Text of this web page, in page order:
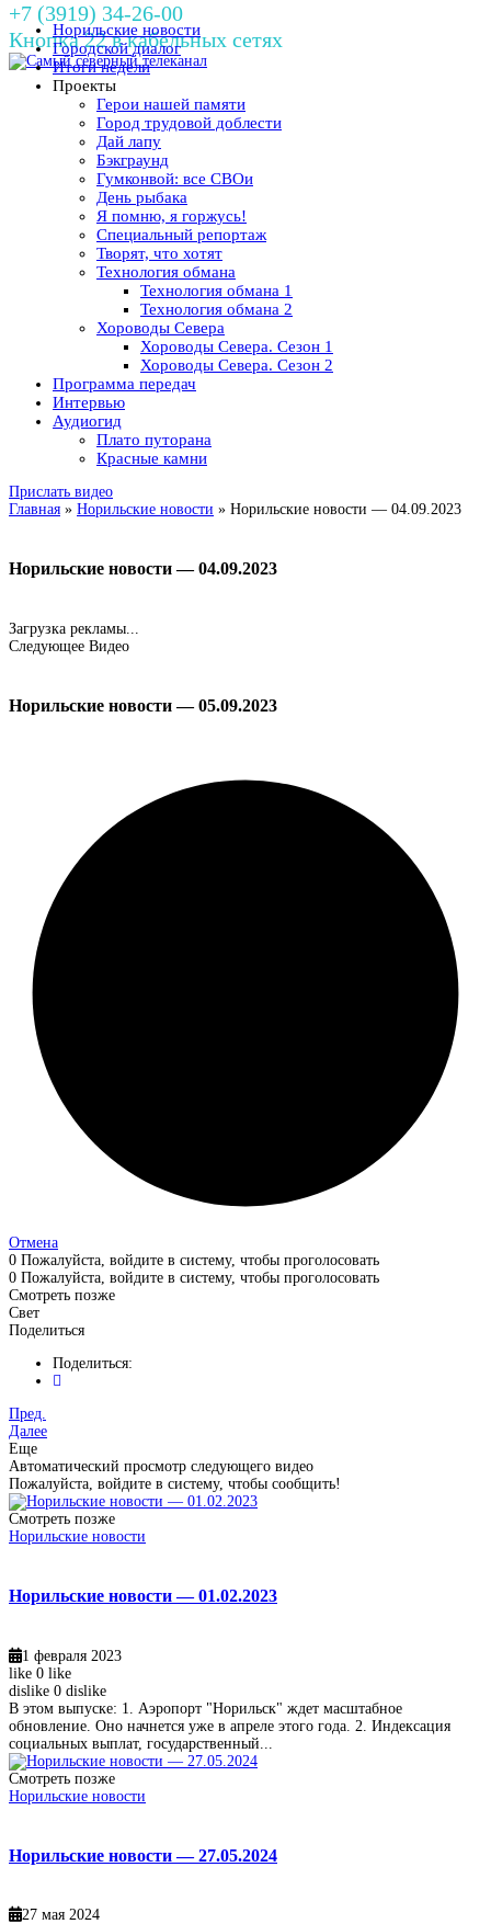
+7 (3919) 34-26-00
Кнопка 22 в кабельных сетях
Норильские новости
Городской диалог
Итоги недели
Проекты
Герои нашей памяти
Город трудовой доблести
Дай лапу
Бэкграунд
Гумконвой: все СВОи
День рыбака
Я помню, я горжусь!
Специальный репортаж
Творят, что хотят
Технология обмана
Технология обмана 1
Технология обмана 2
Хороводы Севера
Хороводы Севера. Сезон 1
Хороводы Севера. Сезон 2
Программа передач
Интервью
Аудиогид
Плато путорана
Красные камни
Прислать видео
Главная » Норильские новости » Норильские новости — 04.09.2023
Норильские новости — 04.09.2023
Загрузка рекламы...
Следующее Видео
Норильские новости — 05.09.2023
Отмена
0 Пожалуйста, войдите в систему, чтобы проголосовать
0 Пожалуйста, войдите в систему, чтобы проголосовать
Смотреть позже
Свет
Поделиться
Поделиться:
Пред.
Далее
Еще
Автоматический просмотр следующего видео
Пожалуйста, войдите в систему, чтобы сообщить!
Смотреть позже
Норильские новости
Норильские новости — 01.02.2023
1 февраля 2023
like 0 like
dislike 0 dislike
В этом выпуске: 1. Аэропорт "Норильск" ждет масштабное
обновление. Оно начнется уже в апреле этого года. 2. Индексация
социальных выплат, государственный...
Смотреть позже
Норильские новости
Норильские новости — 27.05.2024
27 мая 2024